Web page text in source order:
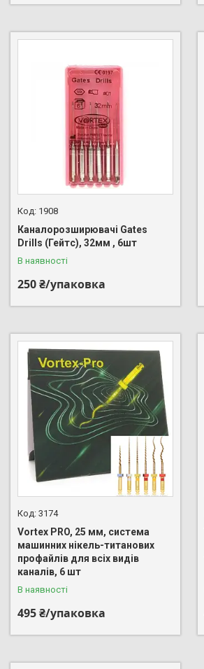
1908
Каналорозширювачі Gates
Drills (Гейтс), 32мм , 6шт
В наявності
250 ₴/упаковка
3174
Vortex PRO, 25 мм, система
машинних нікель-титанових
профайлів для всіх видів
каналів, 6 шт
В наявності
495 ₴/упаковка